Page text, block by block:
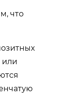
что
или